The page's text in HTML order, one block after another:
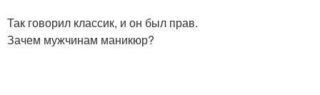
Так говорил классик, и он был прав.
Зачем мужчинам маникюр?